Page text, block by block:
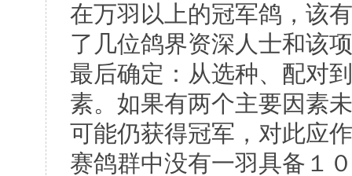
在万羽以上的冠军鸽，该
了几位鸽界资深人士和该
最后确定：从选种、配对
素。如果有两个主要因素
可能仍获得冠军，对此应
赛鸽群中没有一羽具备１